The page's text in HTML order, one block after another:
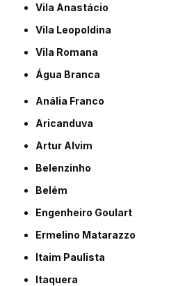
Vila Anastácio
Vila Leopoldina
Vila Romana
Água Branca
Anália Franco
Aricanduva
Artur Alvim
Belenzinho
Belém
Engenheiro Goulart
Ermelino Matarazzo
Itaim Paulista
Itaquera